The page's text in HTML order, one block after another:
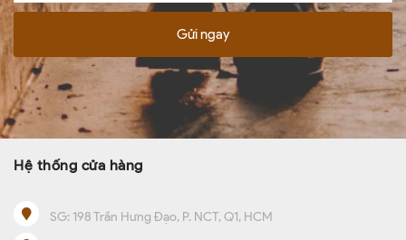
Gửi ngay
Hệ thống cửa hàng
SG: 198 Trần Hưng Đạo, P. NCT, Q1, HCM